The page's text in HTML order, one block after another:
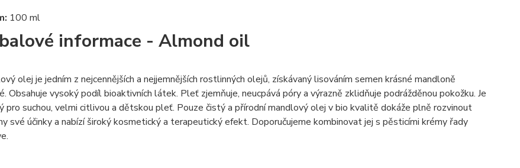
100 ml
informace - Almond oil
olej je jedním z nejcennějších a nejjemnějších rostlinných olejů, získávaný lisováním semen krásné mandloně
Obsahuje vysoký podíl bioaktivních látek. Pleť zjemňuje, neucpává póry a výrazně zklidňuje podrážděnou pokožku. Je
pro suchou, velmi citlivou a dětskou pleť. Pouze čistý a přírodní mandlový olej v bio kvalitě dokáže plně rozvinout
své účinky a nabízí široký kosmetický a terapeutický efekt. Doporučujeme kombinovat jej s pěsticími krémy řady